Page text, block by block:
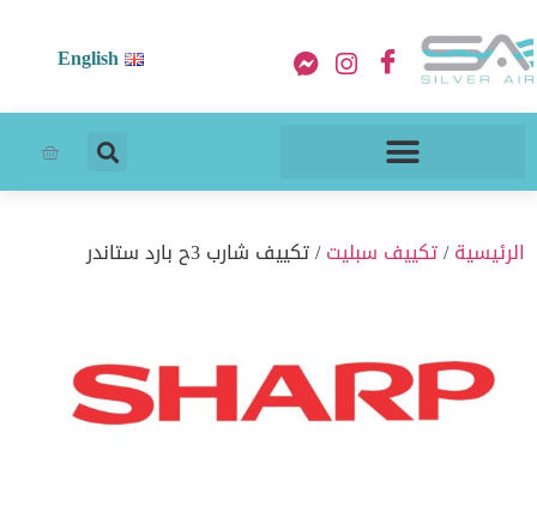
English
الرئيسية/تكييف سبليت/ تكييف شارب 3ح بارد ستاندر